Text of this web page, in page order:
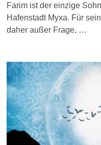
Farim ist der einzige
Hafenstadt Myxa. Für
daher außer Frage, …